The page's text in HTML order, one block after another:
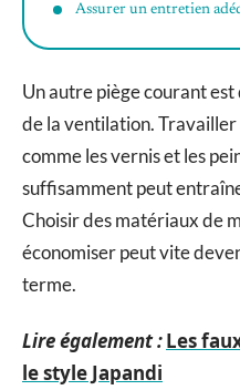
Assurer un entretien
Un autre piège courant
de la ventilation.
comme les vernis et les
suffisamment peut
Choisir des matériaux de
économiser peut vite
terme.
Lire également :Les
le style Japandi